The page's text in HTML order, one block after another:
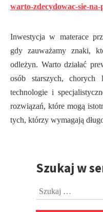
warto-zdecydowac-sie-
Inwestycja w materace
gdy zauważamy znaki,
odleżyn. Warto działać
osób starszych, chorych
technologie i
rozwiązań, które mogą
tych, którzy wymagają
PrzejdźSzukaj w
Szukaj: